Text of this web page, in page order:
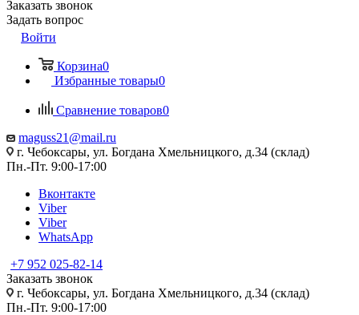
Заказать звонок
Задать вопрос
Войти
Корзина0
Избранные товары0
Сравнение товаров0
maguss21@mail.ru
г. Чебоксары, ул. Богдана Хмельницкого, д.34 (склад)
Пн.-Пт. 9:00-17:00
Вконтакте
Viber
Viber
WhatsApp
+7 952 025-82-14
Заказать звонок
г. Чебоксары, ул. Богдана Хмельницкого, д.34 (склад)
Пн.-Пт. 9:00-17:00